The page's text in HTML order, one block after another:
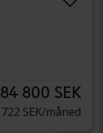
84 800 SEK
722 SEK/måned